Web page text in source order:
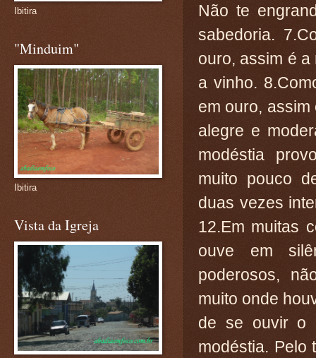
Não te
sabedoria.
ouro, assim é
a vinho.
em ouro,
alegre e
modéstia
muito pouco
duas vezes
12.Em muitas
ouve em
poderosos,
muito onde
de se ouvir o
modéstia. Pelo
Ibitira
"Minduim"
Ibitira
Vista da Igreja